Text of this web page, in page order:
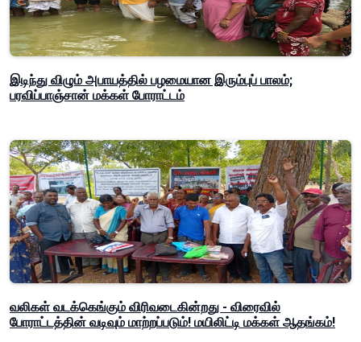
இடிந்து விழும் அபாயத்தில் பழமையான இரும்புப் பாலம்;
பரவிப்பாஞ்சான் மக்கள் போராட்டம்
வலிகள் வடக்கெங்கும் விரிவடைகின்றது - விரைவில்
போராட்டத்தின் வடிவும் மாற்றப்படும்! மயிலிட்டி மக்கள் ஆதங்கம்!